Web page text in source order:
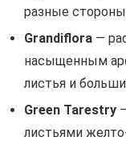
разные
Grandiflora —
насыщенным
листья и
Green Tarestry
листьями